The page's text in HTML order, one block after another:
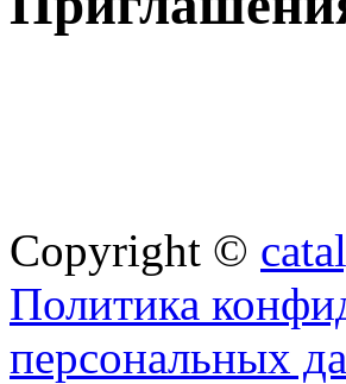
Copyright ©
Политика
персональных